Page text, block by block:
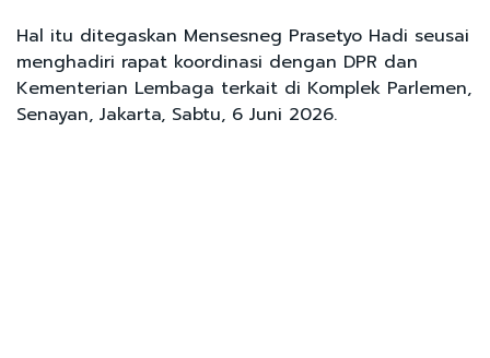
Hal itu ditegaskan Mensesneg Prasetyo Hadi seusai
menghadiri rapat koordinasi dengan DPR dan
Kementerian Lembaga terkait di Komplek Parlemen,
Senayan, Jakarta, Sabtu, 6 Juni 2026.